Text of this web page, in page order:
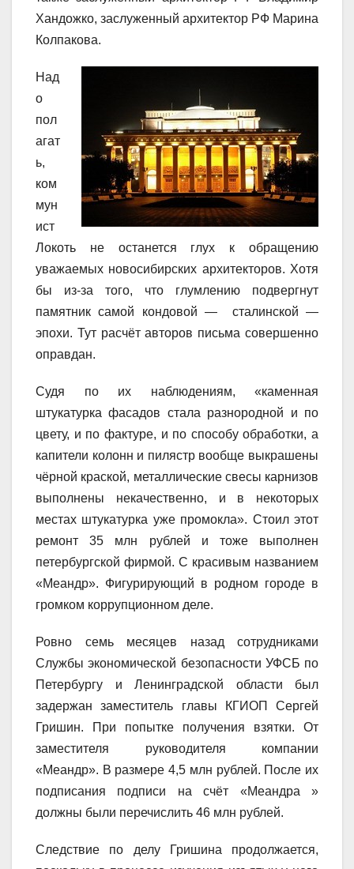
Хандожко, заслуженный архитектор РФ Марина
Колпакова.
Над
о
пол
агат
ь,
ком
мун
ист
Локоть не останется глух к обращению
уважаемых новосибирских архитекторов. Хотя
бы из-за того, что глумлению подвергнут
памятник самой кондовой — сталинской —
эпохи. Тут расчёт авторов письма совершенно
оправдан.
Судя по их наблюдениям, «каменная
штукатурка фасадов стала разнородной и по
цвету, и по фактуре, и по способу обработки, а
капители колонн и пилястр вообще выкрашены
чёрной краской, металлические свесы карнизов
выполнены некачественно, и в некоторых
местах штукатурка уже промокла». Стоил этот
ремонт 35 млн рублей и тоже выполнен
петербургской фирмой. С красивым названием
«Меандр». Фигурирующий в родном городе в
громком коррупционном деле.
Ровно семь месяцев назад сотрудниками
Службы экономической безопасности УФСБ по
Петербургу и Ленинградской области был
задержан заместитель главы КГИОП Сергей
Гришин. При попытке получения взятки. От
заместителя руководителя компании
«Меандр». В размере 4,5 млн рублей. После их
подписания подписи на счёт «Меандра »
должны были перечислить 46 млн рублей.
Следствие по делу Гришина продолжается,